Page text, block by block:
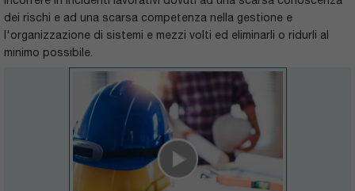
dei rischi e ad una scarsa competenza nella gestione e
l'organizzazione di sistemi e mezzi volti ed eliminarli o ridurli al
minimo possibile.